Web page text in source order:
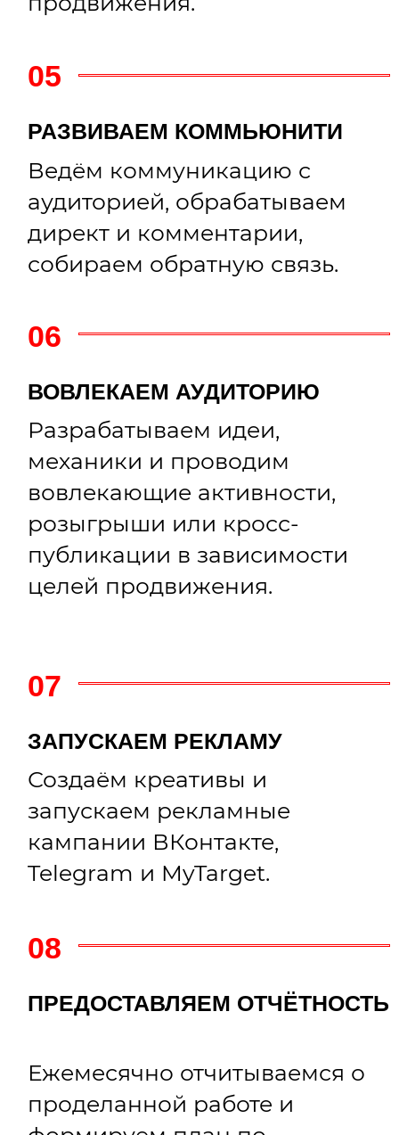
ПРИМЕРЫ
ВСЕ КЕЙСЫ
/ ПРОДВИЖЕНИЕ БРЕНДА
— PR-СОПРОВОЖДЕНИЕ
—
РЕКЛАМА
КОНТЕКСТНАЯ РЕКЛАМА
—
SARTORIA LAMBERTI
используя видеоконтент